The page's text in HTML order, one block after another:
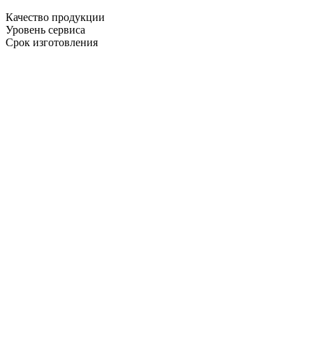
Качество продукции
Уровень сервиса
Срок изготовления